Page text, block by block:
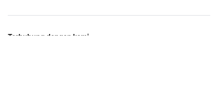
Terhubung dengan kami